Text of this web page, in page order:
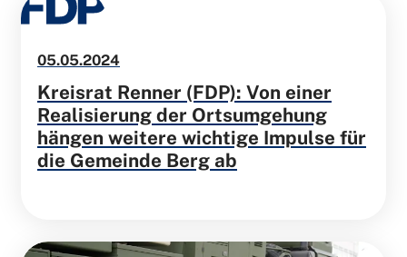
05.05.2024
Kreisrat Renner (FDP): Von einer
Realisierung der Ortsumgehung
hängen weitere wichtige Impulse für
die Gemeinde Berg ab